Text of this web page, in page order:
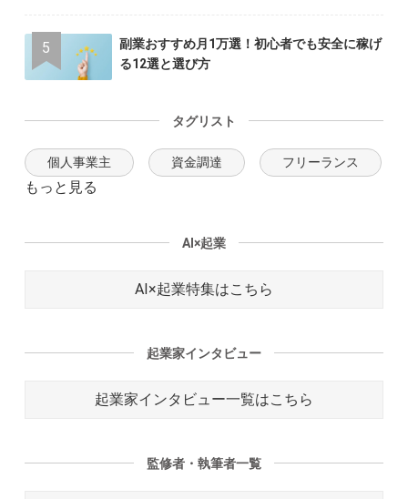
副業おすすめ月1万選！初心者でも安全に稼げ
る12選と選び方
タグリスト
個人事業主 資金調達 フリーランス
もっと見る
AI×起業
AI×起業特集はこちら
起業家インタビュー
起業家インタビュー一覧はこちら
監修者・執筆者一覧